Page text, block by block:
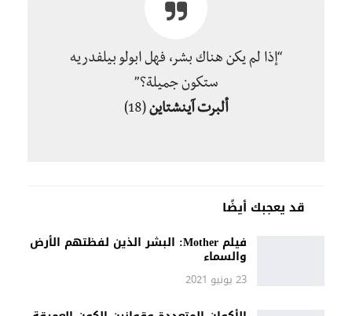
“إذا لم يكن هناك بشر، فهل ابولو بيلفدريه
ستكون جميلة؟”
ألبرت آينشتاين(18)
قد يعجبك أيضًا
فيلم Mother: البشر الذين لفظتهم الأرض
والسماء
23 يونيو 2021